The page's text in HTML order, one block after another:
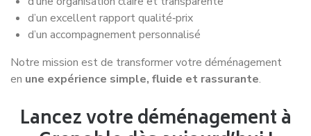
Le déménagement expliqué par nos
experts